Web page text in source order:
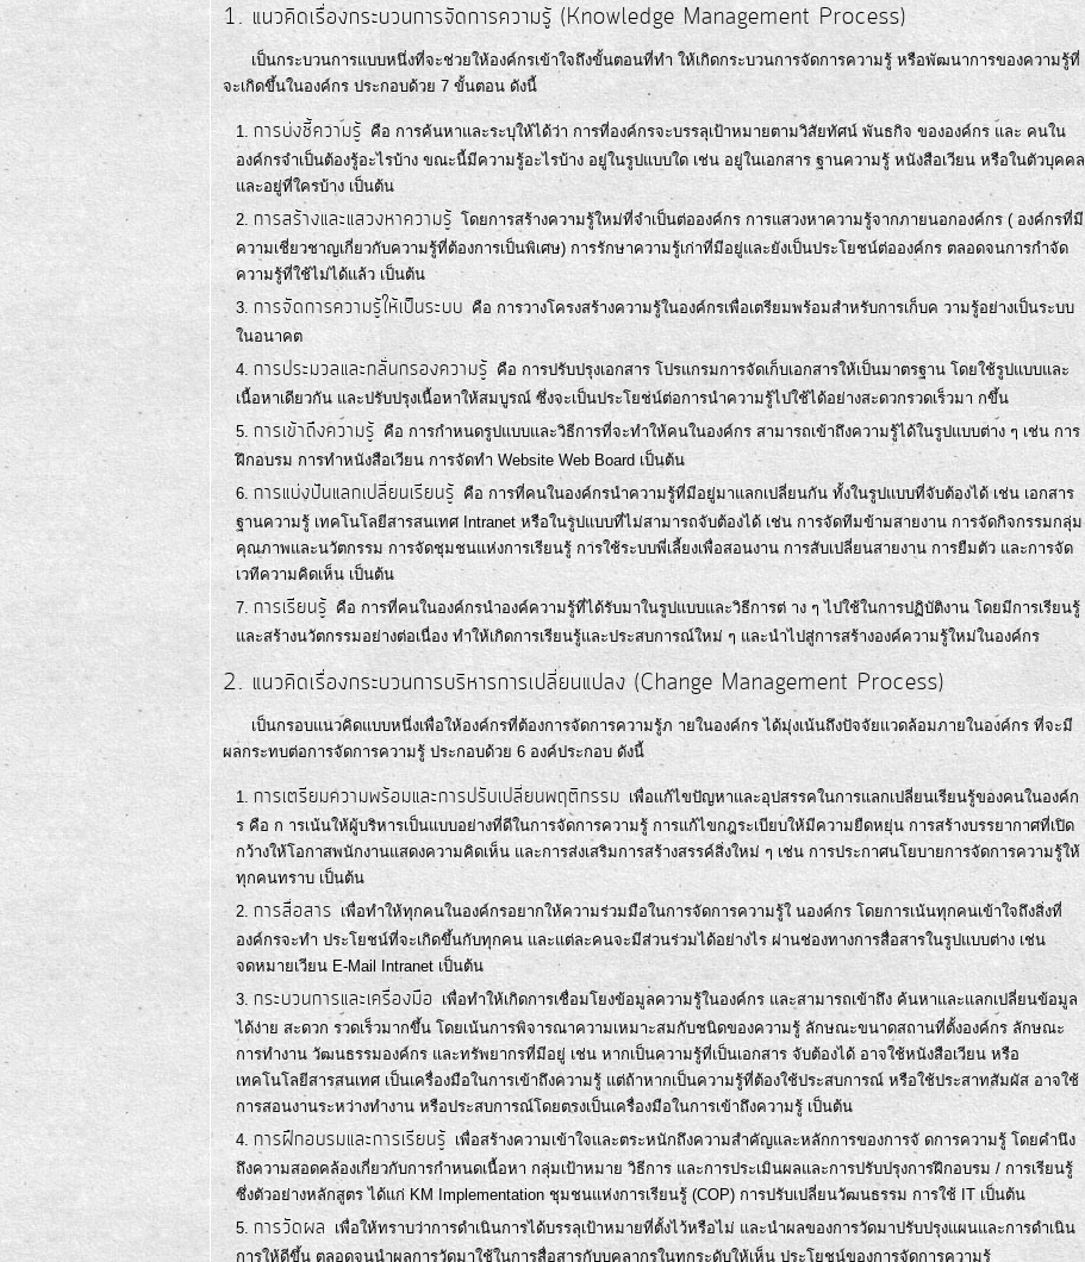
1. แนวคิดเรื่องกระบวนการจัดการความรู้ (Knowledge Management Process)
เป็นกระบวนการแบบหนึ่งที่จะช่วยให้องค์กรเข้าใจถึงขั้นตอนที่ทำ ให้เกิดกระบวนการจัดการความรู้ หรือพัฒนาการของความรู้ที่
จะเกิดขึ้นในองค์กร ประกอบด้วย 7 ขั้นตอน ดังนี้
การบ่งชี้ความรู้ คือ การค้นหาและระบุให้ได้ว่า การที่องค์กรจะบรรลุเป้าหมายตามวิสัยทัศน์ พันธกิจ ขององค์กร และ คนใน
องค์กรจำเป็นต้องรู้อะไรบ้าง ขณะนี้มีความรู้อะไรบ้าง อยู่ในรูปแบบใด เช่น อยู่ในเอกสาร ฐานความรู้ หนังสือเวียน หรือในตัวบุคคล
และอยู่ที่ใครบ้าง เป็นต้น
การสร้างและแสวงหาความรู้ โดยการสร้างความรู้ใหม่ที่จำเป็นต่อองค์กร การแสวงหาความรู้จากภายนอกองค์กร ( องค์กรที่มี
ความเชี่ยวชาญเกี่ยวกับความรู้ที่ต้องการเป็นพิเศษ) การรักษาความรู้เก่าที่มีอยู่และยังเป็นประโยชน์ต่อองค์กร ตลอดจนการกำจัด
ความรู้ที่ใช้ไม่ได้แล้ว เป็นต้น
การจัดการความรู้ให้เป็นระบบ คือ การวางโครงสร้างความรู้ในองค์กรเพื่อเตรียมพร้อมสำหรับการเก็บค วามรู้อย่างเป็นระบบ
ในอนาคต
การประมวลและกลั่นกรองความรู้ คือ การปรับปรุงเอกสาร โปรแกรมการจัดเก็บเอกสารให้เป็นมาตรฐาน โดยใช้รูปแบบและ
เนื้อหาเดียวกัน และปรับปรุงเนื้อหาให้สมบูรณ์ ซึ่งจะเป็นประโยชน์ต่อการนำความรู้ไปใช้ได้อย่างสะดวกรวดเร็วมา กขึ้น
การเข้าถึงความรู้คือ การกำหนดรูปแบบและวิธีการที่จะทำให้คนในองค์กร สามารถเข้าถึงความรู้ได้ในรูปแบบต่าง ๆ เช่น การ
ฝึกอบรม การทำหนังสือเวียน การจัดทำ Website Web Board เป็นต้น
การแบ่งปันแลกเปลี่ยนเรียนรู้ คือ การที่คนในองค์กรนำความรู้ที่มีอยู่มาแลกเปลี่ยนกัน ทั้งในรูปแบบที่จับต้องได้ เช่น เอกสาร
ฐานความรู้ เทคโนโลยีสารสนเทศ Intranet หรือในรูปแบบที่ไม่สามารถจับต้องได้ เช่น การจัดทีมข้ามสายงาน การจัดกิจกรรมกลุ่ม
คุณภาพและนวัตกรรม การจัดชุมชนแห่งการเรียนรู้ การใช้ระบบพี่เลี้ยงเพื่อสอนงาน การสับเปลี่ยนสายงาน การยืมตัว และการจัด
เวทีความคิดเห็น เป็นต้น
การเรียนรู้ คือ การที่คนในองค์กรนำองค์ความรู้ที่ได้รับมาในรูปแบบและวิธีการต่ าง ๆ ไปใช้ในการปฏิบัติงาน โดยมีการเรียนรู้
และสร้างนวัตกรรมอย่างต่อเนื่อง ทำให้เกิดการเรียนรู้และประสบการณ์ใหม่ ๆ และนำไปสู่การสร้างองค์ความรู้ใหม่ในองค์กร
2. แนวคิดเรื่องกระบวนการบริหารการเปลี่ยนแปลง (Change Management Process)
เป็นกรอบแนวคิดแบบหนึ่งเพื่อให้องค์กรที่ต้องการจัดการความรู้ภ ายในองค์กร ได้มุ่งเน้นถึงปัจจัยแวดล้อมภายในองค์กร ที่จะมี
ผลกระทบต่อการจัดการความรู้ ประกอบด้วย 6 องค์ประกอบ ดังนี้
การเตรียมความพร้อมและการปรับเปลี่ยนพฤติกรรม เพื่อแก้ไขปัญหาและอุปสรรคในการแลกเปลี่ยนเรียนรู้ของคนในองค์ก
ร คือ ก ารเน้นให้ผู้บริหารเป็นแบบอย่างที่ดีในการจัดการความรู้ การแก้ไขกฎระเบียบให้มีความยืดหยุ่น การสร้างบรรยากาศที่เปิด
กว้างให้โอกาสพนักงานแสดงความคิดเห็น และการส่งเสริมการสร้างสรรค์สิ่งใหม่ ๆ เช่น การประกาศนโยบายการจัดการความรู้ให้
ทุกคนทราบ เป็นต้น
การสื่อสารเพื่อทำให้ทุกคนในองค์กรอยากให้ความร่วมมือในการจัดการความรู้ใ นองค์กร โดยการเน้นทุกคนเข้าใจถึงสิ่งที่
องค์กรจะทำ ประโยชน์ที่จะเกิดขึ้นกับทุกคน และแต่ละคนจะมีส่วนร่วมได้อย่างไร ผ่านช่องทางการสื่อสารในรูปแบบต่าง เช่น
จดหมายเวียน E-Mail Intranet เป็นต้น
กระบวนการและเครื่องมือ เพื่อทำให้เกิดการเชื่อมโยงข้อมูลความรู้ในองค์กร และสามารถเข้าถึง ค้นหาและแลกเปลี่ยนข้อมูล
ได้ง่าย สะดวก รวดเร็วมากขึ้น โดยเน้นการพิจารณาความเหมาะสมกับชนิดของความรู้ ลักษณะขนาดสถานที่ตั้งองค์กร ลักษณะ
การทำงาน วัฒนธรรมองค์กร และทรัพยากรที่มีอยู่ เช่น หากเป็นความรู้ที่เป็นเอกสาร จับต้องได้ อาจใช้หนังสือเวียน หรือ
เทคโนโลยีสารสนเทศ เป็นเครื่องมือในการเข้าถึงความรู้ แต่ถ้าหากเป็นความรู้ที่ต้องใช้ประสบการณ์ หรือใช้ประสาทสัมผัส อาจใช้
การสอนงานระหว่างทำงาน หรือประสบการณ์โดยตรงเป็นเครื่องมือในการเข้าถึงความรู้ เป็นต้น
การฝึกอบรมและการเรียนรู้ เพื่อสร้างความเข้าใจและตระหนักถึงความสำคัญและหลักการของการจั ดการความรู้ โดยคำนึง
ถึงความสอดคล้องเกี่ยวกับการกำหนดเนื้อหา กลุ่มเป้าหมาย วิธีการ และการประเมินผลและการปรับปรุงการฝึกอบรม / การเรียนรู้
ซึ่งตัวอย่างหลักสูตร ได้แก่ KM Implementation ชุมชนแห่งการเรียนรู้ (COP) การปรับเปลี่ยนวัฒนธรรม การใช้ IT เป็นต้น
การวัดผล
เพื่อให้ทราบว่าการดำเนินการได้บรรลุเป้าหมายที่ตั้งไว้หรือไม่ และนำผลของการวัดมาปรับปรุงแผนและการดำเนิน
การให้ดีขึ้น ตลอดจนนำผลการวัดมาใช้ในการสื่อสารกับบุคลากรในทุกระดับให้เห็น ประโยชน์ของการจัดการความรู้